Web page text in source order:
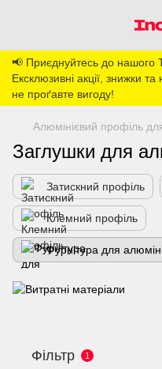
📢 Приєднуйтесь до нашого
Ексклюзивні акції, знижки та
не проґавте вигоду!
Алюмінієвий профіль
Заглушки для
Затискний профіль
Клемний профіль
Фурнітура для
Фільтр 1